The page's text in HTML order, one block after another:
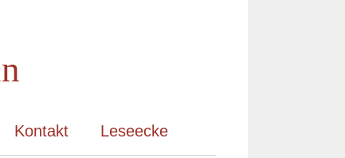
Kontakt Leseecke